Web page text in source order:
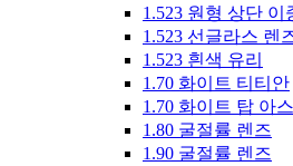
1.523 원형 상단 이
1.523 선글라스 렌
1.523 흰색 유리
1.70 화이트 티티안
1.70 화이트 탑 아
1.80 굴절률 렌즈
1.90 굴절률 렌즈